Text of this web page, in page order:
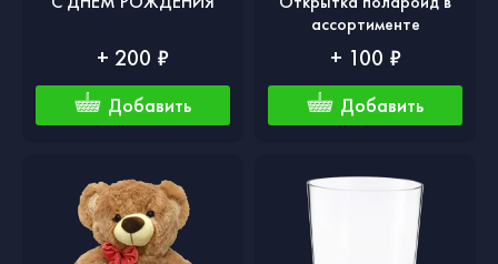
+ 200 ₽
Добавить
ассортименте
+ 100 ₽
Добавить